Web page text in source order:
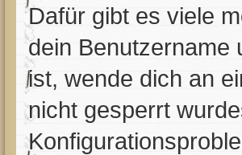
Dafür gibt es viele
dein Benutzername
ist, wende dich an
nicht gesperrt